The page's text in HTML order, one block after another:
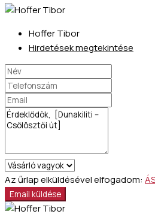
Hoffer Tibor
Hirdetések megtekintése
Az űrlap elküldésével elfogadom:
Email küldése